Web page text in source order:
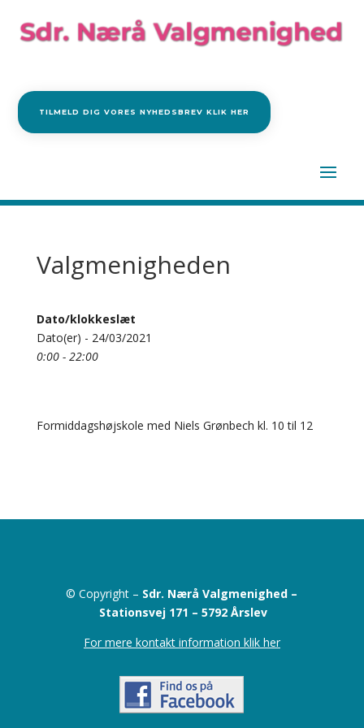
TILMELD DIG VORES NYHEDSBREV KLIK HER
Valgmenigheden
Dato/klokkeslæt
Dato(er) - 24/03/2021
0:00 - 22:00
Formiddagshøjskole med Niels Grønbech kl. 10 til 12
© Copyright – Sdr. Nærå Valgmenighed –
Stationsvej 171 –5792 Årslev
For mere kontakt information klik her